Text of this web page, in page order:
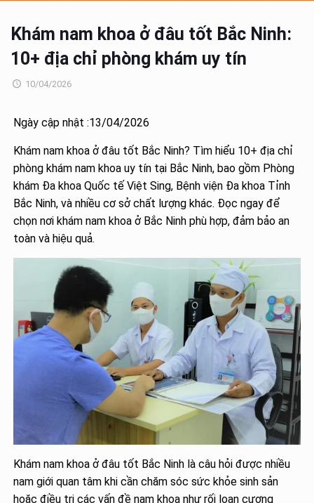
Khám nam khoa ở đâu tốt Bắc Ninh:
10+ địa chỉ phòng khám uy tín
10/04/2026
Ngày cập nhật :13/04/2026
Khám nam khoa ở đâu tốt Bắc Ninh? Tìm hiểu 10+ địa chỉ
phòng khám nam khoa uy tín tại Bắc Ninh, bao gồm Phòng
khám Đa khoa Quốc tế Việt Sing, Bệnh viện Đa khoa Tỉnh
Bắc Ninh, và nhiều cơ sở chất lượng khác. Đọc ngay để
chọn nơi khám nam khoa ở Bắc Ninh phù hợp, đảm bảo an
toàn và hiệu quả.
Khám nam khoa ở đâu tốt Bắc Ninh là câu hỏi được nhiều
nam giới quan tâm khi cần chăm sóc sức khỏe sinh sản
hoặc điều trị các vấn đề nam khoa như rối loạn cương